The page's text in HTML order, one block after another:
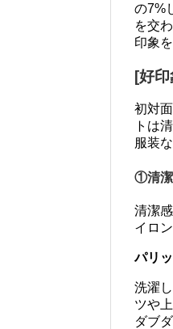
の7%
を交
印象
[好
初対
トは
服装
①清潔
清潔
イロ
パリ
洗濯
ツや
ダブ